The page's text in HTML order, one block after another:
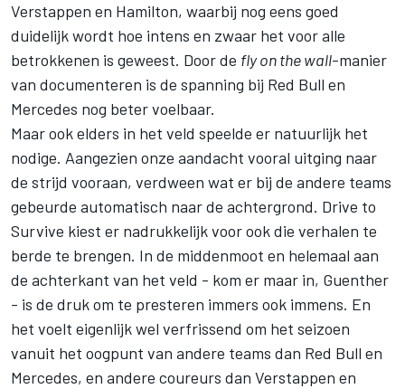
Verstappen en Hamilton, waarbij nog eens goed
duidelijk wordt hoe intens en zwaar het voor alle
betrokkenen is geweest. Door de fly on the wall-manier
van documenteren is de spanning bij Red Bull en
Mercedes nog beter voelbaar.
Maar ook elders in het veld speelde er natuurlijk het
nodige. Aangezien onze aandacht vooral uitging naar
de strijd vooraan, verdween wat er bij de andere teams
gebeurde automatisch naar de achtergrond. Drive to
Survive kiest er nadrukkelijk voor ook die verhalen te
berde te brengen. In de middenmoot en helemaal aan
de achterkant van het veld - kom er maar in, Guenther
- is de druk om te presteren immers ook immens. En
het voelt eigenlijk wel verfrissend om het seizoen
vanuit het oogpunt van andere teams dan Red Bull en
Mercedes, en andere coureurs dan Verstappen en